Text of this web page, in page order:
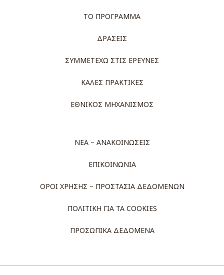
ΤΟ ΠΡΟΓΡΑΜΜΑ
ΔΡΑΣΕΙΣ
ΣΥΜΜΕΤΕΧΩ ΣΤΙΣ ΕΡΕΥΝΕΣ
ΚΑΛΕΣ ΠΡΑΚΤΙΚΕΣ
ΕΘΝΙΚΟΣ ΜΗΧΑΝΙΣΜΟΣ
ΝΕΑ – ΑΝΑΚΟΙΝΩΣΕΙΣ
ΕΠΙΚΟΙΝΩΝΙΑ
ΟΡΟΙ ΧΡΗΣΗΣ – ΠΡΟΣΤΑΣΙΑ ΔΕΔΟΜΕΝΩΝ
ΠΟΛΙΤΙΚΗ ΓΙΑ ΤΑ COOKIES
ΠΡΟΣΩΠΙΚΑ ΔΕΔΟΜΕΝΑ